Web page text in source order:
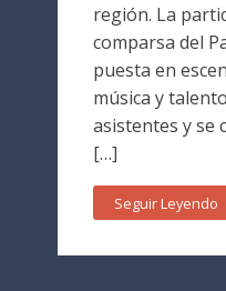
región. La
comparsa del
puesta en
música y
asistentes y se
[…]
Seguir Leyendo